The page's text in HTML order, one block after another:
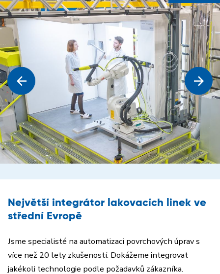
Největší integrátor lakovacích linek ve
střední Evropě
Jsme specialisté na automatizaci povrchových úprav s
více než 20 lety zkušeností. Dokážeme integrovat
jakékoli technologie podle požadavků zákazníka.